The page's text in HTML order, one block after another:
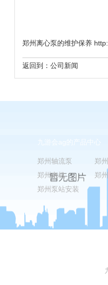
郑州离心泵的维护保养
返回到： 公司新闻
九游会ag的产品中心
郑州轴流泵
郑
郑州电机
郑
郑州泵站安装